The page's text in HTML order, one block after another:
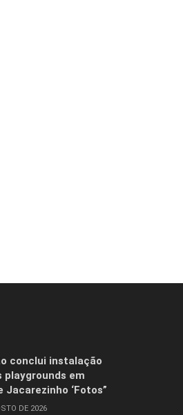
conclui instalação
playgrounds em
Jacarezinho ‘Fotos”
DE 2026